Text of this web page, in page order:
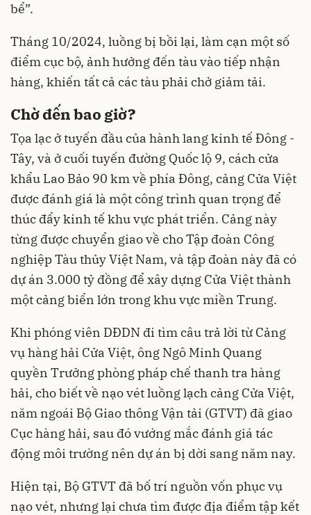
bể”.
Tháng 10/2024, luồng bị bồi lại, làm cạn một số
điểm cục bộ, ảnh hưởng đến tàu vào tiếp nhận
hàng, khiến tất cả các tàu phải chở giảm tải.
Chờ đến bao giờ?
Tọa lạc ở tuyến đầu của hành lang kinh tế Đông -
Tây, và ở cuối tuyến đường Quốc lộ 9, cách cửa
khẩu Lao Bảo 90 km về phía Đông, cảng Cửa Việt
được đánh giá là một công trình quan trọng để
thúc đẩy kinh tế khu vực phát triển. Cảng này
từng được chuyển giao về cho Tập đoàn Công
nghiệp Tàu thủy Việt Nam, và tập đoàn này đã có
dự án 3.000 tỷ đồng để xây dựng Cửa Việt thành
một cảng biển lớn trong khu vực miền Trung.
Khi phóng viên DĐDN đi tìm câu trả lời từ Cảng
vụ hàng hải Cửa Việt, ông Ngô Minh Quang
quyền Trưởng phòng pháp chế thanh tra hàng
hải, cho biết về nạo vét luồng lạch cảng Cửa Việt,
năm ngoái Bộ Giao thông Vận tải (GTVT) đã giao
Cục hàng hải, sau đó vướng mắc đánh giá tác
động môi trường nên dự án bị dời sang năm nay.
Hiện tại, Bộ GTVT đã bố trí nguồn vốn phục vụ
nạo vét, nhưng lại chưa tìm được địa điểm tập kết